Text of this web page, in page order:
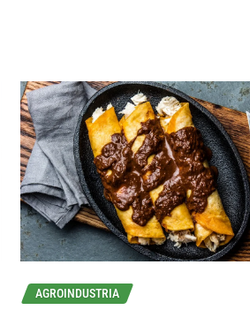
AGROINDUSTRIA